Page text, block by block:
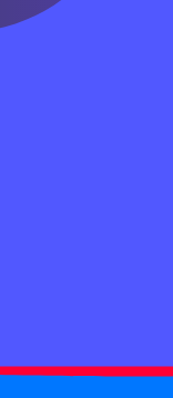
день и день